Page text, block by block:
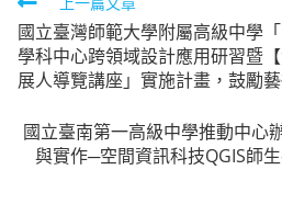
Read
more
articles
國立臺灣師範大學附屬高級中學
學科中心跨領域設計應用研習暨
展人導覽講座」實施計畫，鼓勵
國立臺南第一高級中學推動中心
與實作─空間資訊科技QGIS師